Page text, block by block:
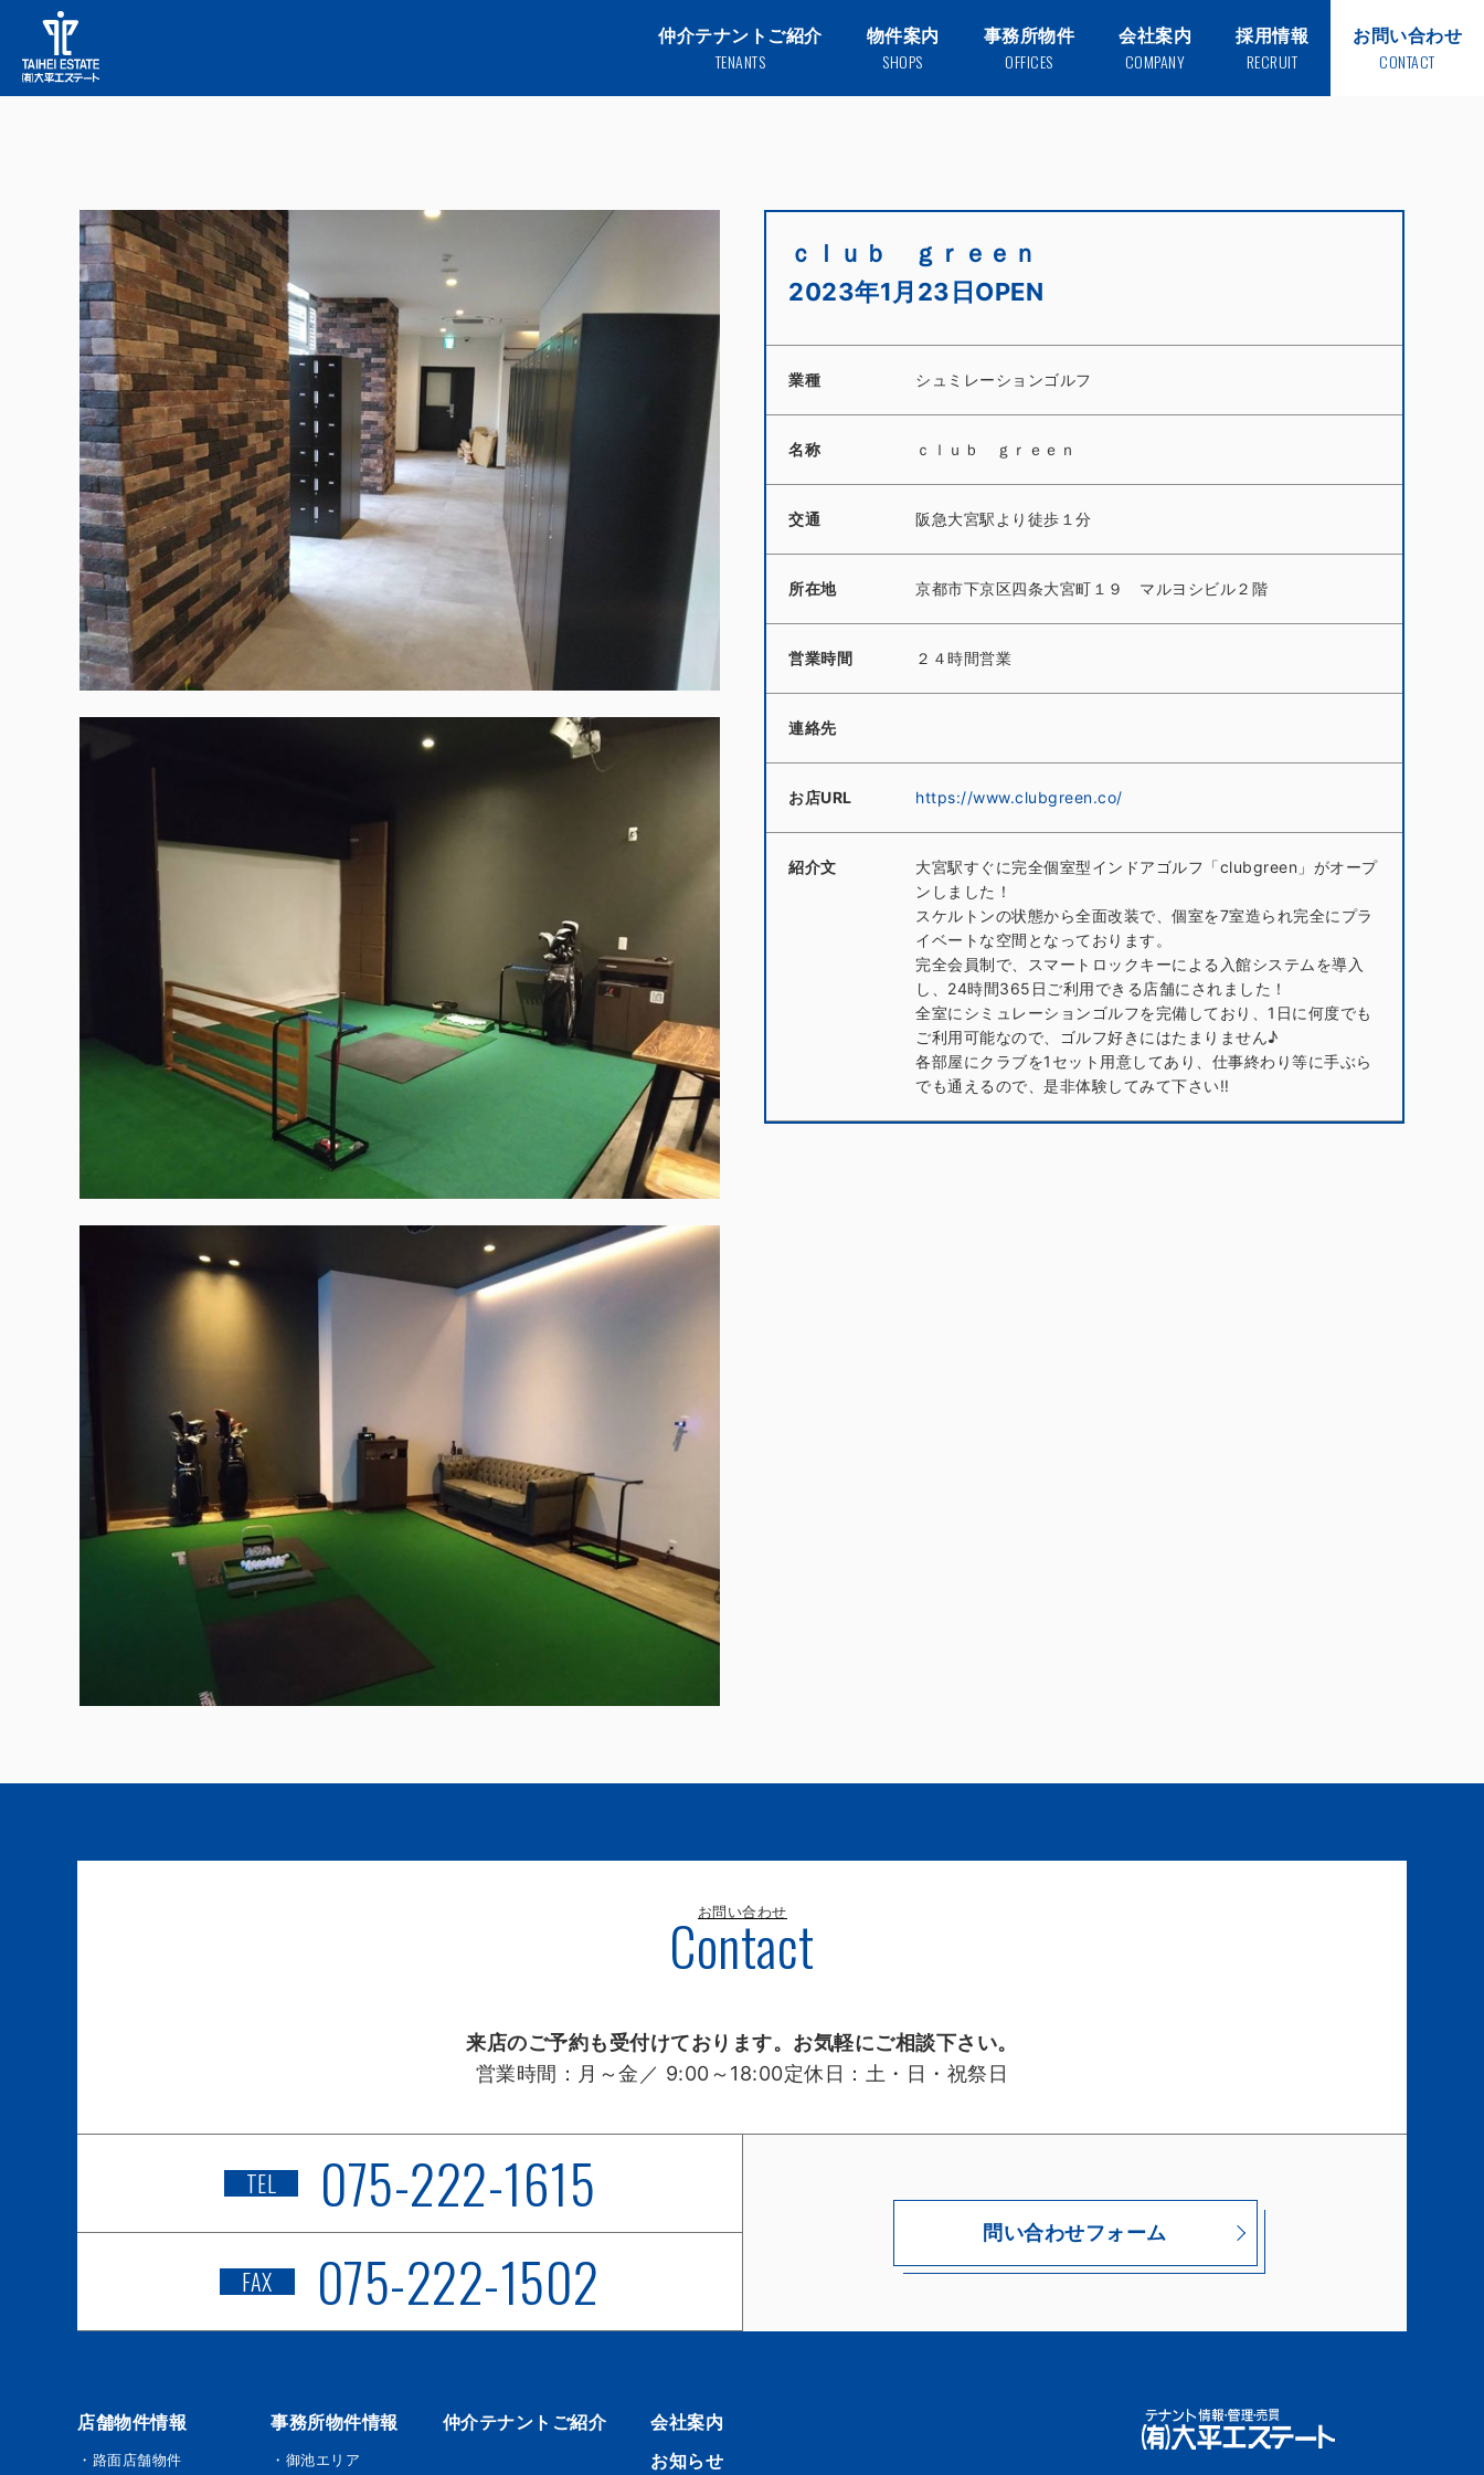
仲介テナントご紹介
TENANTS
物件案内
SHOPS
事務所物件
OFFICES
会社案内
COMPANY
採用情報
RECRUIT
お問い合わせ
CONTACT
ｃｌｕｂ ｇｒｅｅｎ
2023年1月23日OPEN
業種 シュミレーションゴルフ
名称 ｃｌｕｂ ｇｒｅｅｎ
交通 阪急大宮駅より徒歩１分
所在地 京都市下京区四条大宮町１９ マルヨシビル２階
営業時間 ２４時間営業
連絡先
お店URL https://www.clubgreen.co/
紹介文
大宮駅すぐに完全個室型インドアゴルフ「clubgreen」がオープ
ンしました！
スケルトンの状態から全面改装で、個室を7室造られ完全にプラ
イベートな空間となっております。
完全会員制で、スマートロックキーによる入館システムを導入
し、24時間365日ご利用できる店舗にされました！
全室にシミュレーションゴルフを完備しており、1日に何度でも
ご利用可能なので、ゴルフ好きにはたまりません♪
各部屋にクラブを1セット用意してあり、仕事終わり等に手ぶら
でも通えるので、是非体験してみて下さい‼
お問い合わせ
Contact
来店のご予約も受付けております。お気軽にご相談下さい。
営業時間： 月～金／ 9:00～18:00定休日： 土・日・祝祭日
TEL 075-222-1615
FAX 075-222-1502
問い合わせフォーム
店舗物件情報
・路面店舗物件
事務所物件情報
・御池エリア
仲介テナントご紹介
会社案内
お知らせ